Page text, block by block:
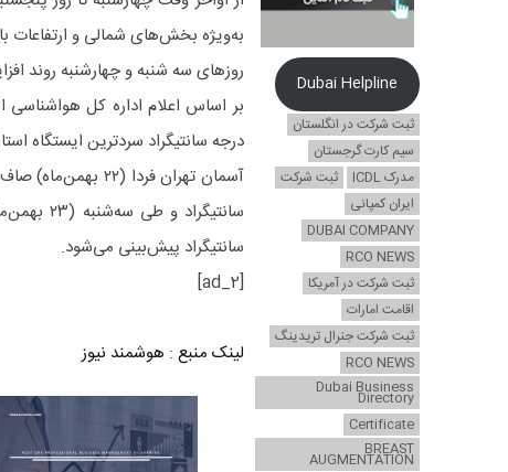
به‌ویژه بخش‌های شمالی و ارتفاعات
روزهای سه شنبه و چهارشنبه روند
درجه سانتیگراد سردترین ایستگاه استان تهران در ۲۴ ساعت
سانتیگراد پیش‌بینی می‌شود.
[ad_2]
لینک منبع : هوشمند نیوز
Dubai Helpline
ثبت شرکت در انگلستان
سیم کارت گرجستان
مدرک ICDL
ثبت شرکت
ایران کمپانی
DUBAI COMPANY
RCO NEWS
ثبت شرکت در آمریکا
اقامت امارات
ثبت شرکت جنرال تریدینگ
RCO NEWS
Dubai Business
Directory
Certificate
BREAST
AUGMENTATION